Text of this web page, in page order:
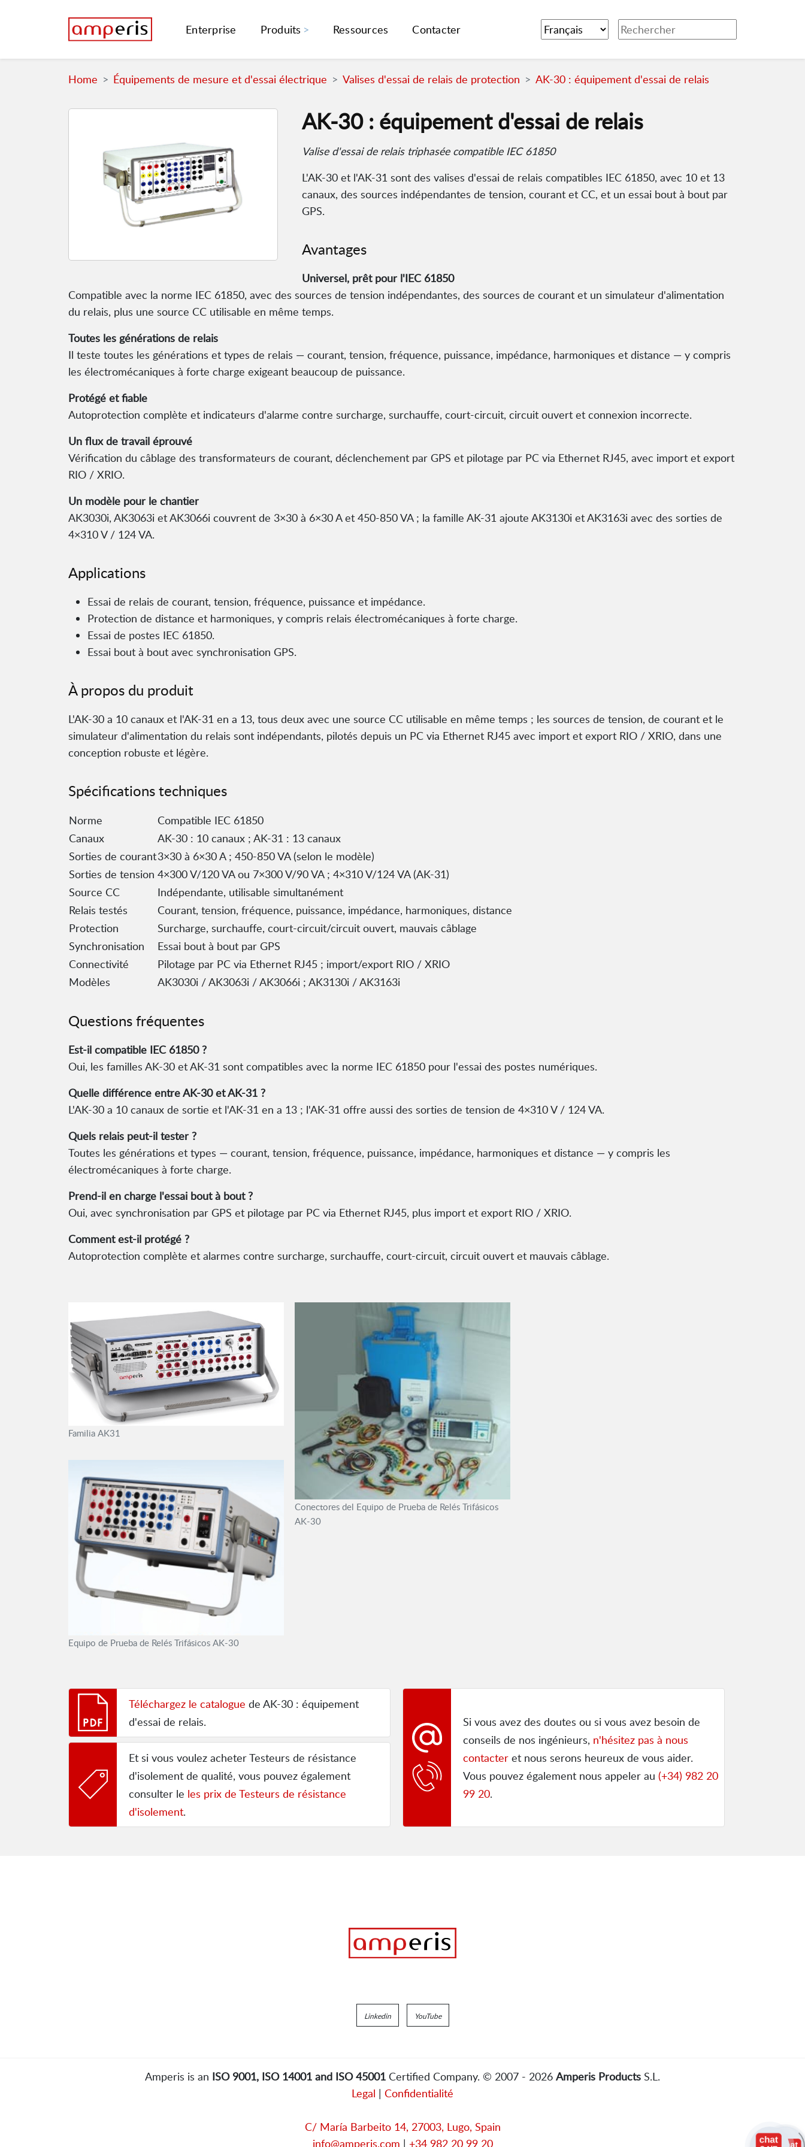
Enterprise Produits Ressources Contacter
Home Équipements de mesure et d'essai électrique Valises d'essai de relais de protection AK-30 : équipement d'essai de relais
AK-30 : équipement d'essai de relais
Valise d'essai de relais triphasée compatible IEC 61850
L'AK-30 et l'AK-31 sont des valises d'essai de relais compatibles IEC 61850, avec 10 et 13
canaux, des sources indépendantes de tension, courant et CC, et un essai bout à bout par
GPS.
Avantages
Universel, prêt pour l'IEC 61850
Compatible avec la norme IEC 61850, avec des sources de tension indépendantes, des sources de courant et un simulateur d'alimentation
du relais, plus une source CC utilisable en même temps.
Toutes les générations de relais
Il teste toutes les générations et types de relais — courant, tension, fréquence, puissance, impédance, harmoniques et distance — y compris
les électromécaniques à forte charge exigeant beaucoup de puissance.
Protégé et fiable
Autoprotection complète et indicateurs d'alarme contre surcharge, surchauffe, court-circuit, circuit ouvert et connexion incorrecte.
Un flux de travail éprouvé
Vérification du câblage des transformateurs de courant, déclenchement par GPS et pilotage par PC via Ethernet RJ45, avec import et export
RIO / XRIO.
Un modèle pour le chantier
AK3030i, AK3063i et AK3066i couvrent de 3×30 à 6×30 A et 450-850 VA ; la famille AK-31 ajoute AK3130i et AK3163i avec des sorties de
4×310 V / 124 VA.
Applications
Essai de relais de courant, tension, fréquence, puissance et impédance.
Protection de distance et harmoniques, y compris relais électromécaniques à forte charge.
Essai de postes IEC 61850.
Essai bout à bout avec synchronisation GPS.
À propos du produit
L'AK-30 a 10 canaux et l'AK-31 en a 13, tous deux avec une source CC utilisable en même temps ; les sources de tension, de courant et le
simulateur d'alimentation du relais sont indépendants, pilotés depuis un PC via Ethernet RJ45 avec import et export RIO / XRIO, dans une
conception robuste et légère.
Spécifications techniques
Norme
Compatible IEC 61850
Canaux
AK-30 : 10 canaux ; AK-31 : 13 canaux
Sorties de courant3×30 à 6×30 A ; 450-850 VA (selon le modèle)
Sorties de tension 4×300 V/120 VA ou 7×300 V/90 VA ; 4×310 V/124 VA (AK-31)
Source CC
Indépendante, utilisable simultanément
Relais testés
Courant, tension, fréquence, puissance, impédance, harmoniques, distance
Protection
Surcharge, surchauffe, court-circuit/circuit ouvert, mauvais câblage
Synchronisation
Essai bout à bout par GPS
Connectivité
Pilotage par PC via Ethernet RJ45 ; import/export RIO / XRIO
Modèles
AK3030i / AK3063i / AK3066i ; AK3130i / AK3163i
Questions fréquentes
Est-il compatible IEC 61850 ?
Oui, les familles AK-30 et AK-31 sont compatibles avec la norme IEC 61850 pour l'essai des postes numériques.
Quelle différence entre AK-30 et AK-31 ?
L'AK-30 a 10 canaux de sortie et l'AK-31 en a 13 ; l'AK-31 offre aussi des sorties de tension de 4×310 V / 124 VA.
Quels relais peut-il tester ?
Toutes les générations et types — courant, tension, fréquence, puissance, impédance, harmoniques et distance — y compris les
électromécaniques à forte charge.
Prend-il en charge l'essai bout à bout ?
Oui, avec synchronisation par GPS et pilotage par PC via Ethernet RJ45, plus import et export RIO / XRIO.
Comment est-il protégé ?
Autoprotection complète et alarmes contre surcharge, surchauffe, court-circuit, circuit ouvert et mauvais câblage.
Familia AK31
Equipo de Prueba de Relés Trifásicos AK-30
Conectores del Equipo de Prueba de Relés Trifásicos
AK-30
Téléchargez le catalogue de AK-30 : équipement
d'essai de relais.
Et si vous voulez acheter Testeurs de résistance
d'isolement de qualité, vous pouvez également
consulter le les prix de Testeurs de résistance
d'isolement.
Si vous avez des doutes ou si vous avez besoin de
conseils de nos ingénieurs, n'hésitez pas à nous
contacteret nous serons heureux de vous aider.
Vous pouvez également nous appeler au (+34) 982 20
99 20.
Linkedin YouTube
Amperis is an ISO 9001, ISO 14001 and ISO 45001 Certified Company. © 2007 - 2026 Amperis Products S.L.
Legal | Confidentialité
C/ María Barbeito 14, 27003, Lugo, Spain
info@amperis.com | +34 982 20 99 20